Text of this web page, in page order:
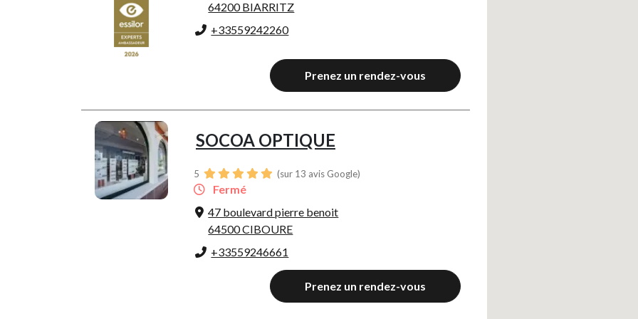
64200 BIARRITZ
+33559242260
Prenez un rendez-vous
SOCOA OPTIQUE
5 (sur 13 avis Google)
Fermé
47 boulevard pierre benoit
64500 CIBOURE
+33559246661
Prenez un rendez-vous
Partage sur le réseau Facebook
Parce que vous ne venez pas tous les jours sur notre site, ce petit
Hotjar
Google Analytics
Continuer sans accepter